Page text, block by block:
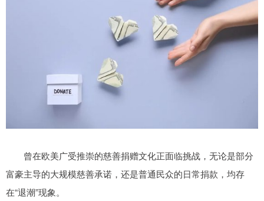
曾在欧美广受推崇的慈善捐赠文化正面临挑战，无论是部分
富豪主导的大规模慈善承诺，还是普通民众的日常捐款，均存
在“退潮”现象。